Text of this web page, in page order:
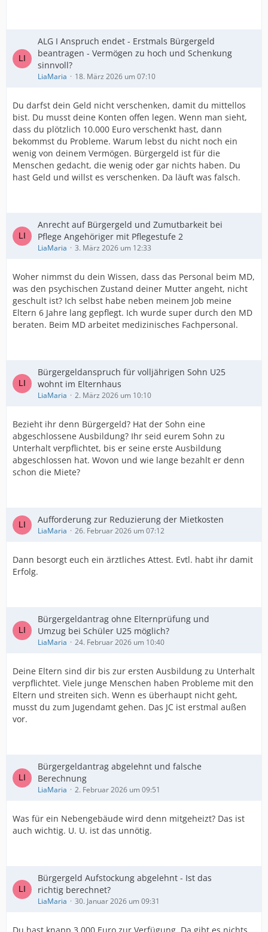
ALG I Anspruch endet - Erstmals Bürgergeld
beantragen - Vermögen zu hoch und Schenkung
sinnvoll?
LiaMaria 18. März 2026 um 07:10
Du darfst dein Geld nicht verschenken, damit du mittellos
bist. Du musst deine Konten offen legen. Wenn man sieht,
dass du plötzlich 10.000 Euro verschenkt hast, dann
bekommst du Probleme. Warum lebst du nicht noch ein
wenig von deinem Vermögen. Bürgergeld ist für die
Menschen gedacht, die wenig oder gar nichts haben. Du
hast Geld und willst es verschenken. Da läuft was falsch.
Anrecht auf Bürgergeld und Zumutbarkeit bei
Pflege Angehöriger mit Pflegestufe 2
LiaMaria 3. März 2026 um 12:33
Woher nimmst du dein Wissen, dass das Personal beim MD,
was den psychischen Zustand deiner Mutter angeht, nicht
geschult ist? Ich selbst habe neben meinem Job meine
Eltern 6 Jahre lang gepflegt. Ich wurde super durch den MD
beraten. Beim MD arbeitet medizinisches Fachpersonal.
Bürgergeldanspruch für volljährigen Sohn U25
wohnt im Elternhaus
LiaMaria 2. März 2026 um 10:10
Bezieht ihr denn Bürgergeld? Hat der Sohn eine
abgeschlossene Ausbildung? Ihr seid eurem Sohn zu
Unterhalt verpflichtet, bis er seine erste Ausbildung
abgeschlossen hat. Wovon und wie lange bezahlt er denn
schon die Miete?
Aufforderung zur Reduzierung der Mietkosten
LiaMaria 26. Februar 2026 um 07:12
Dann besorgt euch ein ärztliches Attest. Evtl. habt ihr damit
Erfolg.
Bürgergeldantrag ohne Elternprüfung und
Umzug bei Schüler U25 möglich?
LiaMaria 24. Februar 2026 um 10:40
Deine Eltern sind dir bis zur ersten Ausbildung zu Unterhalt
verpflichtet. Viele junge Menschen haben Probleme mit den
Eltern und streiten sich. Wenn es überhaupt nicht geht,
musst du zum Jugendamt gehen. Das JC ist erstmal außen
vor.
Bürgergeldantrag abgelehnt und falsche
Berechnung
LiaMaria 2. Februar 2026 um 09:51
Was für ein Nebengebäude wird denn mitgeheizt? Das ist
auch wichtig. U. U. ist das unnötig.
Bürgergeld Aufstockung abgelehnt - Ist das
richtig berechnet?
LiaMaria 30. Januar 2026 um 09:31